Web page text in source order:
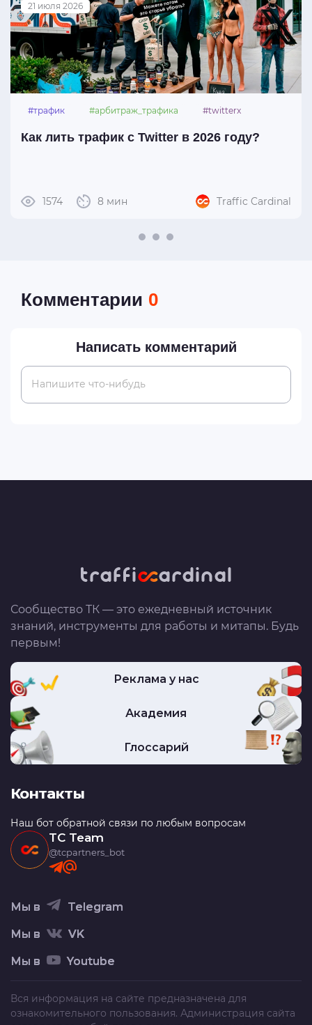
21 июля 2026
#трафик #арбитраж_трафика #twitterx
Как лить трафик с Twitter в 2026 году?
1574 8 мин Traffic Cardinal
Комментарии 0
Написать комментарий
Напишите что-нибудь
Сообщество ТК — это ежедневный источник
знаний, инструменты для работы и митапы. Будь
первым!
Реклама у нас
Академия
Глоссарий
Контакты
Наш бот обратной связи по любым вопросам
TC Team
@tcpartners_bot
Мы в Telegram
Мы в VK
Мы в Youtube
Вся информация на сайте предназначена для
ознакомительного пользования. Администрация сайта